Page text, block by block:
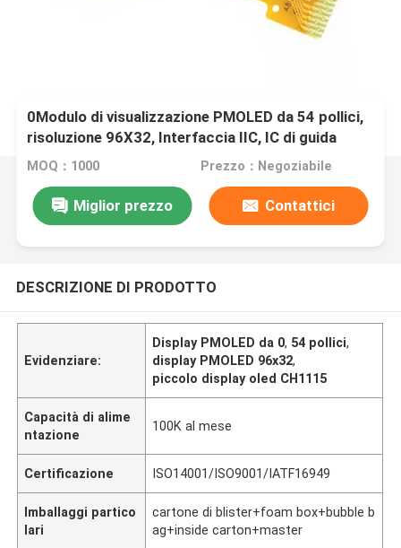
0Modulo di visualizzazione PMOLED da 54 pollici,
risoluzione 96X32, Interfaccia IIC, IC di guida
CH1115
MOQ：1000 Prezzo：Negoziabile
Miglior prezzo Contattici
DESCRIZIONE DI PRODOTTO
Evidenziare:
Display PMOLED da 0, 54 pollici,
display PMOLED 96x32,
piccolo display oled CH1115
Capacità di alime
ntazione
100K al mese
Certificazione ISO14001/ISO9001/IATF16949
Imballaggi partico
lari
cartone di blister+foam box+bubble b
ag+inside carton+master